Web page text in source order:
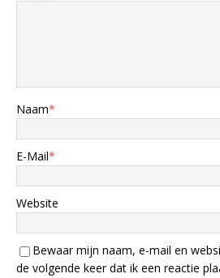
Naam*
E-Mail*
Website
Bewaar mijn naam, e-mail en
de volgende keer dat ik een reactie